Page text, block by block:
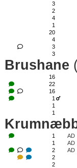
3
2
4
1
20
4
3
3
Brushane
16
22
16
1
1
1
1 AD
1
AD
2
AD
2
2